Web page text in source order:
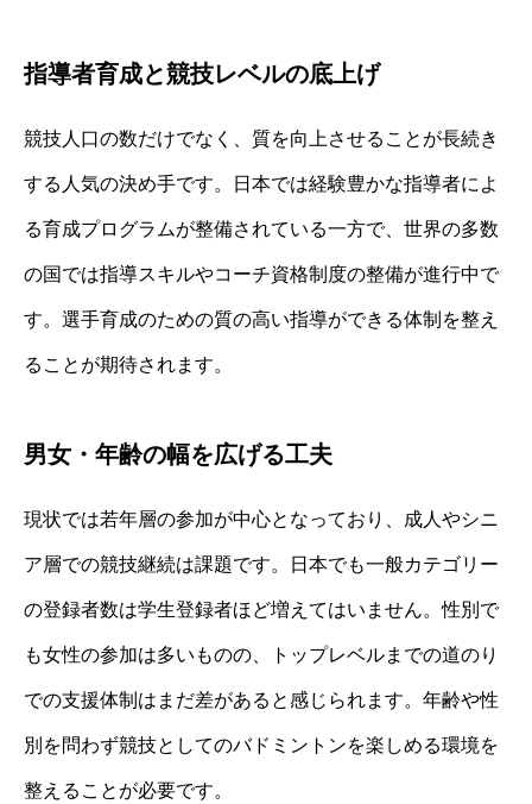
指導者育成と競技レベルの底上げ
競技人口の数だけでなく、質を向上させることが長続き
する人気の決め手です。日本では経験豊かな指導者によ
る育成プログラムが整備されている一方で、世界の多数
の国では指導スキルやコーチ資格制度の整備が進行中で
す。選手育成のための質の高い指導ができる体制を整え
ることが期待されます。
男女・年齢の幅を広げる工夫
現状では若年層の参加が中心となっており、成人やシニ
ア層での競技継続は課題です。日本でも一般カテゴリー
の登録者数は学生登録者ほど増えてはいません。性別で
も女性の参加は多いものの、トップレベルまでの道のり
での支援体制はまだ差があると感じられます。年齢や性
別を問わず競技としてのバドミントンを楽しめる環境を
整えることが必要です。